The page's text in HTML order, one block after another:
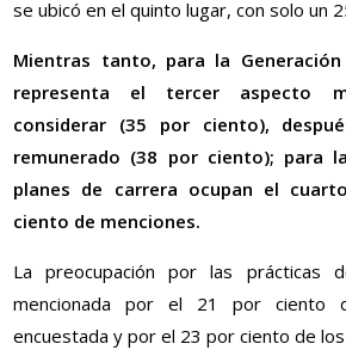
se ubicó en el quinto lugar, con solo un
Mientras tanto, para la
representa el tercer aspecto
considerar (35 por ciento),
remunerado (38 por ciento); para
planes de carrera ocupan el
ciento de menciones.
La preocupación por las prácticas
mencionada por el 21 por ciento
encuestada y por el 23 por ciento de los